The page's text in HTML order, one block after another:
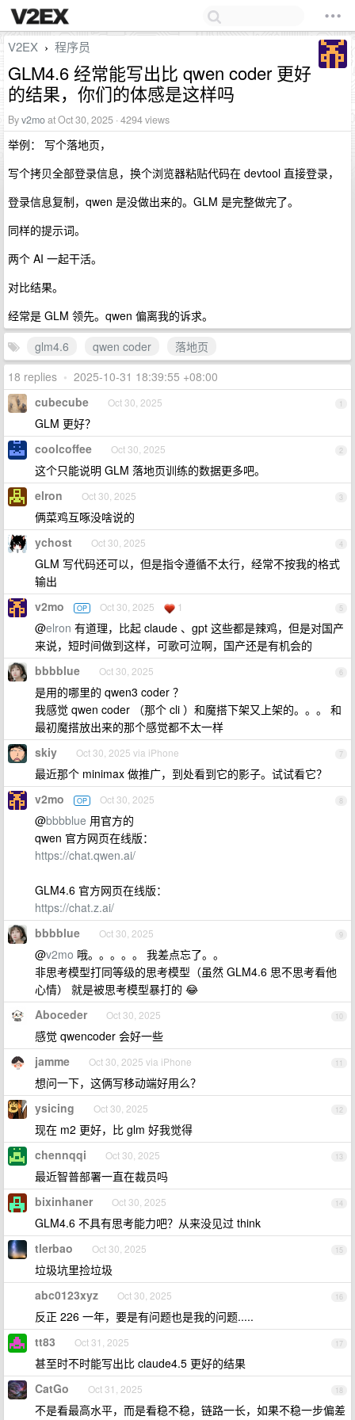
V2EX › 程序员
GLM4.6 经常能写出比 qwen coder 更好
的结果，你们的体感是这样吗
Byv2moat Oct 30, 2025 · 4294 views
举例： 写个落地页，
写个拷贝全部登录信息，换个浏览器粘贴代码在 devtool 直接登录，
登录信息复制，qwen 是没做出来的。GLM 是完整做完了。
同样的提示词。
两个 AI 一起干活。
对比结果。
经常是 GLM 领先。qwen 偏离我的诉求。
glm4.6
qwen coder
落地页
18 replies • 2025-10-31 18:39:55 +08:00
1
cubecube Oct 30, 2025
GLM 更好？
2
coolcoffee Oct 30, 2025
这个只能说明 GLM 落地页训练的数据更多吧。
3
elron Oct 30, 2025
俩菜鸡互啄没啥说的
4
ychost Oct 30, 2025
GLM 写代码还可以，但是指令遵循不太行，经常不按我的格式
输出
5
v2mo OP Oct 30, 2025 1
@elron 有道理，比起 claude 、gpt 这些都是辣鸡，但是对国产
来说，短时间做到这样，可歌可泣啊，国产还是有机会的
6
bbbblue Oct 30, 2025
是用的哪里的 qwen3 coder ？
我感觉 qwen coder （那个 cli ）和魔搭下架又上架的。。。 和
最初魔搭放出来的那个感觉都不太一样
7
skiy Oct 30, 2025 via iPhone
最近那个 minimax 做推广，到处看到它的影子。试试看它？
8
v2mo OP Oct 30, 2025
@bbbblue 用官方的
qwen 官方网页在线版：
https://chat.qwen.ai/
GLM4.6 官方网页在线版：
https://chat.z.ai/
9
bbbblue Oct 30, 2025
@v2mo 哦。。。。。 我差点忘了。。
非思考模型打同等级的思考模型（虽然 GLM4.6 思不思考看他
心情） 就是被思考模型暴打的 😂
10
Aboceder Oct 30, 2025
感觉 qwencoder 会好一些
11
jamme Oct 30, 2025 via iPhone
想问一下，这俩写移动端好用么？
12
ysicing Oct 30, 2025
现在 m2 更好，比 glm 好我觉得
13
chennqqi Oct 30, 2025
最近智普部署一直在裁员吗
14
bixinhaner Oct 30, 2025
GLM4.6 不具有思考能力吧？从来没见过 think
15
tlerbao Oct 30, 2025
垃圾坑里捡垃圾
16
abc0123xyz Oct 30, 2025
反正 226 一年，要是有问题也是我的问题.....
17
tt83 Oct 31, 2025
甚至时不时能写出比 claude4.5 更好的结果
18
CatGo Oct 31, 2025
不是看最高水平，而是看稳不稳，链路一长，如果不稳一步偏差